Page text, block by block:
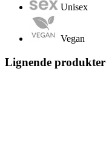
Unisex
Vegan
Lignende produkter